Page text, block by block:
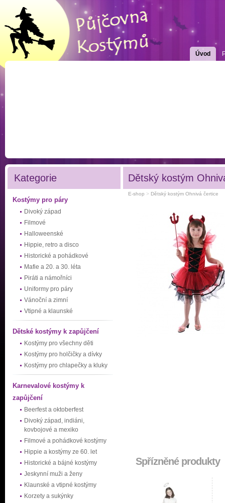
Úvod
Kategorie
Kostýmy pro páry
Divoký západ
Filmové
Halloweenské
Hippie, retro a disco
Historické a pohádkové
Mafie a 20. a 30. léta
Piráti a námořníci
Uniformy pro páry
Vánoční a zimní
Vtipné a klaunské
Dětské kostýmy k zapůjčení
Kostýmy pro všechny děti
Kostýmy pro holčičky a dívky
Kostýmy pro chlapečky a kluky
Karnevalové kostýmy k
zapůjčení
Beerfest a oktoberfest
Divoký západ, indiáni,
kovbojové a mexiko
Filmové a pohádkové kostýmy
Hippie a kostýmy ze 60. let
Historické a bájné kostýmy
Jeskynní muži a ženy
Klaunské a vtipné kostýmy
Korzety a sukýnky
Dětský kostým
E-shop > Dětský kostým Ohnivá čertice
Spřízněné produkty